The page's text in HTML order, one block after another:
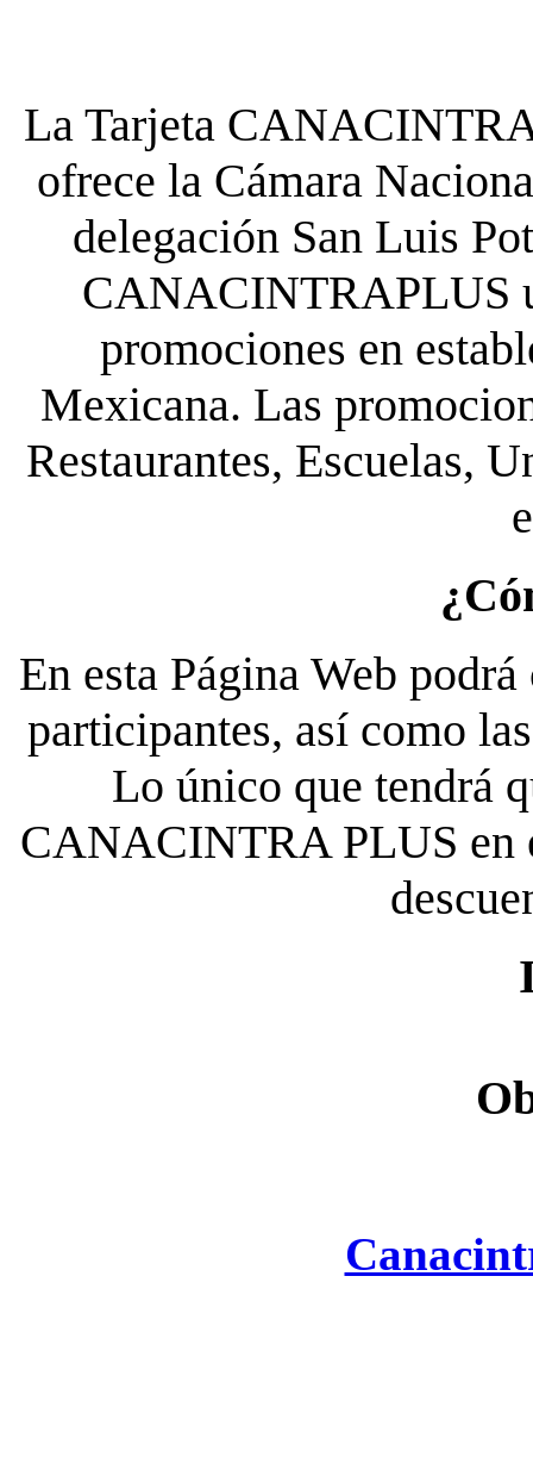
La Tarjeta
ofrece la Cámara
delegación San Luis
CANACINTRAPLUS
promociones en
Mexicana. Las
Restaurantes, Escuelas,
En esta Página Web
participantes, así como
Lo único que tendrá
CANACINTRA PLUS en